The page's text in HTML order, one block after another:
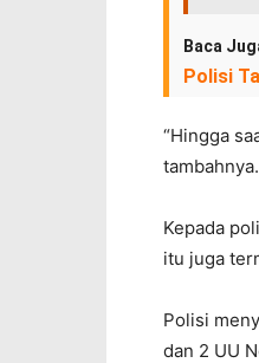
Baca
Polisi
“Hingga
tambahnya.
Kepada
itu juga
Polisi
dan 2 UU